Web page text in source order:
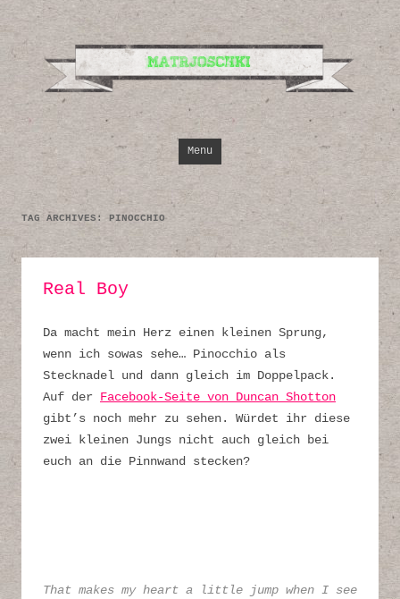
Design,
Menu Skip to content
TAG ARCHIVES:PINOCCHIO
Real Boy
Da macht mein Herz einen kleinen Sprung,
wenn ich sowas sehe… Pinocchio als
Stecknadel und dann gleich im Doppelpack.
Auf der Facebook-Seite von Duncan Shotton
gibt’s noch mehr zu sehen. Würdet ihr diese
zwei kleinen Jungs nicht auch gleich bei
euch an die Pinnwand stecken?
That makes my heart a little jump when I see